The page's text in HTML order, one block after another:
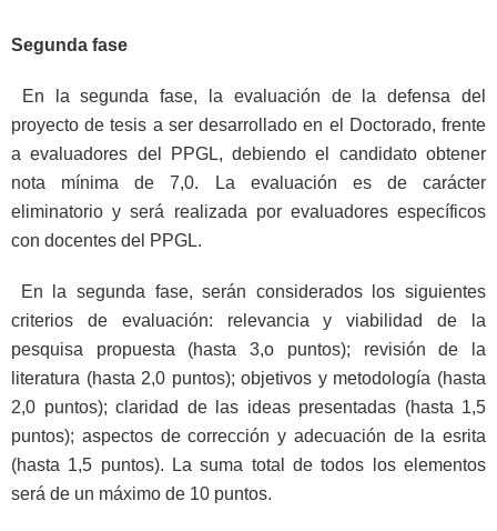
Segunda fase
En la segunda fase, la evaluación de la defensa del
proyecto de tesis a ser desarrollado en el Doctorado, frente
a evaluadores del PPGL, debiendo el candidato obtener
nota mínima de 7,0. La evaluación es de carácter
eliminatorio y será realizada por evaluadores específicos
con docentes del PPGL.
En la segunda fase, serán considerados los siguientes
criterios de evaluación: relevancia y viabilidad de la
pesquisa propuesta (hasta 3,o puntos); revisión de la
literatura (hasta 2,0 puntos); objetivos y metodología (hasta
2,0 puntos); claridad de las ideas presentadas (hasta 1,5
puntos); aspectos de corrección y adecuación de la esrita
(hasta 1,5 puntos). La suma total de todos los elementos
será de un máximo de 10 puntos.